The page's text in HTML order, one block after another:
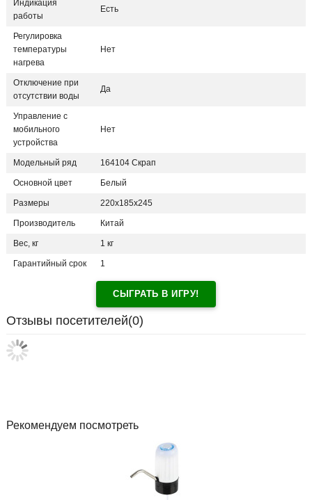
Индикация
работы
Есть
Регулировка
температуры
нагрева
Нет
Отключение при
отсутствии воды
Да
Управление с
мобильного
устройства
Нет
Модельный ряд 164104 Скрап
Основной цвет Белый
Размеры 220x185x245
Производитель Китай
Вес, кг 1 кг
Гарантийный срок 1
СЫГРАТЬ В ИГРУ!
Отзывы посетителей(0)
Рекомендуем посмотреть